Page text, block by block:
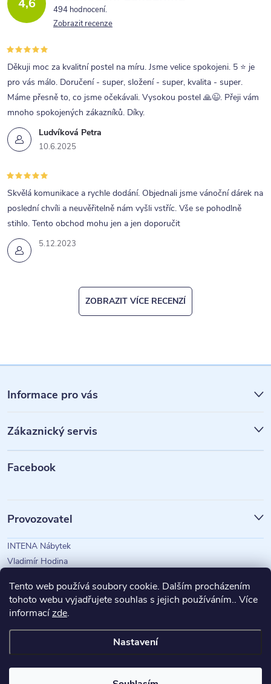
Tento web používá soubory cookie. Dalším procházením
tohoto webu vyjadřujete souhlas s jejich používáním.. Více
informacízde.
Nastavení
4,6
494 hodnocení
Zobrazit recenze
Ludvíková Petra
10.6.2025
Děkuji moc za kvalitní postel na míru. Jsme velice spokojeni. 5 ⭐ je
pro vás málo. Doručení - super, složení - super, kvalita - super.
Máme přesně to, co jsme očekávali. Vysokou postel 🙏😉. Přeji vám
mnoho spokojených zákazníků. Díky.
5.12.2023
Skvělá komunikace a rychle dodání. Objednali jsme vánoční dárek na
poslední chvíli a neuvěřitelně nám vyšli vstříc. Vše se pohodlně
stihlo. Tento obchod mohu jen a jen doporučit
ZOBRAZIT VÍCE RECENZÍ
á
p
a
Informace pro vás
Zákaznický servis
Facebook
Provozovatel
INTENA Nábytek
Vladimír Hodina
Copyright 2026INTENA Nábytek. Všechna práva vyhrazena.